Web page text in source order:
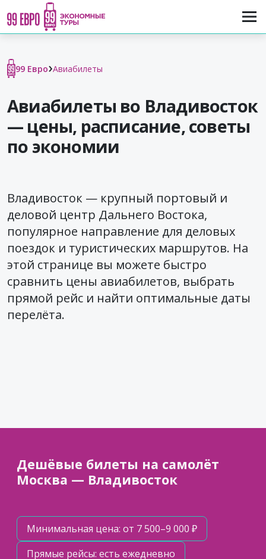
99 Евро›Авиабилеты
Авиабилеты во Владивосток
— цены, расписание, советы
по экономии
Владивосток — крупный портовый и
деловой центр Дальнего Востока,
популярное направление для деловых
поездок и туристических маршрутов. На
этой странице вы можете быстро
сравнить цены авиабилетов, выбрать
прямой рейс и найти оптимальные даты
перелёта.
Дешёвые билеты на самолёт
Москва — Владивосток
Минимальная цена: от 7 500–9 000 ₽
Прямые рейсы: есть ежедневно